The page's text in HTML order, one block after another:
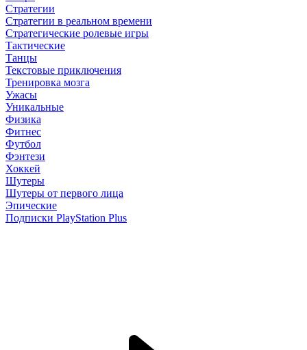
Стратегии
Стратегии в реальном времени
Стратегические ролевые игры
Тактические
Танцы
Текстовые приключения
Тренировка мозга
Ужасы
Уникальные
Физика
Фитнес
Футбол
Фэнтези
Хоккей
Шутеры
Шутеры от первого лица
Эпические
Подписки PlayStation Plus